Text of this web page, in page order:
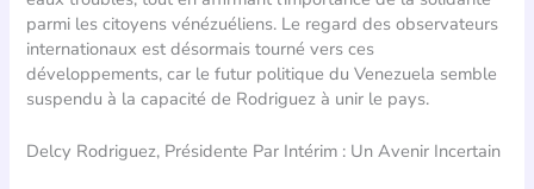
parmi les citoyens vénézuéliens. Le regard des observateurs
internationaux est désormais tourné vers ces
développements, car le futur politique du Venezuela semble
suspendu à la capacité de Rodriguez à unir le pays.
Delcy Rodriguez, Présidente Par Intérim : Un Avenir Incertain